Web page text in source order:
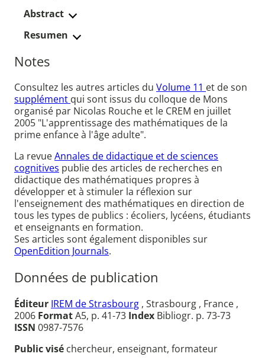
Abstract
Resumen
Notes
Consultez les autres articles du Volume 11 et de son
supplément qui sont issus du colloque de Mons
organisé par Nicolas Rouche et le CREM en juillet
2005 "L'apprentissage des mathématiques de la
prime enfance à l'âge adulte".
La revueAnnales de didactique et de sciences
cognitives publie des articles de recherches en
didactique des mathématiques propres à
développer et à stimuler la réflexion sur
l'enseignement des mathématiques en direction de
tous les types de publics : écoliers, lycéens, étudiants
et enseignants en formation.
Ses articles sont également disponibles sur
OpenEdition Journals.
Données de publication
Éditeur IREM de Strasbourg , Strasbourg , France ,
2006 FormatA5, p. 41-73 Index Bibliogr. p. 73-73
ISSN 0987-7576
Public visé chercheur, enseignant, formateur